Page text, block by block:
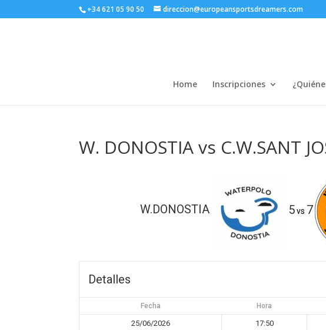
+34 621 05 90 50 direccion@europeansportsdreamers.com
Home Inscripciones
W. DONOSTIA vs C.W.SANT
W.DONOSTIA 5vs 7
Detalles
Fecha Hora
25/06/2026 17:50